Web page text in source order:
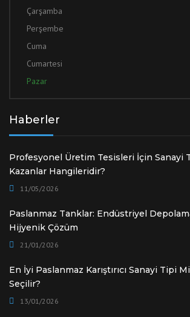
Çarşamba
Perşembe
Cuma
Cumartesi
Pazar
Haberler
Profesyonel Üretim Tesisleri İçin Sanayi
Kazanlar Hangileridir?
11/05/2026
Paslanmaz Tanklar: Endüstriyel
Hijyenik Çözüm
21/01/2026
En İyi Paslanmaz Karıştırıcı Sanayi Tipi
Seçilir?
13/01/2026